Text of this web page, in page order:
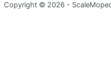
Copyright © 2026 -